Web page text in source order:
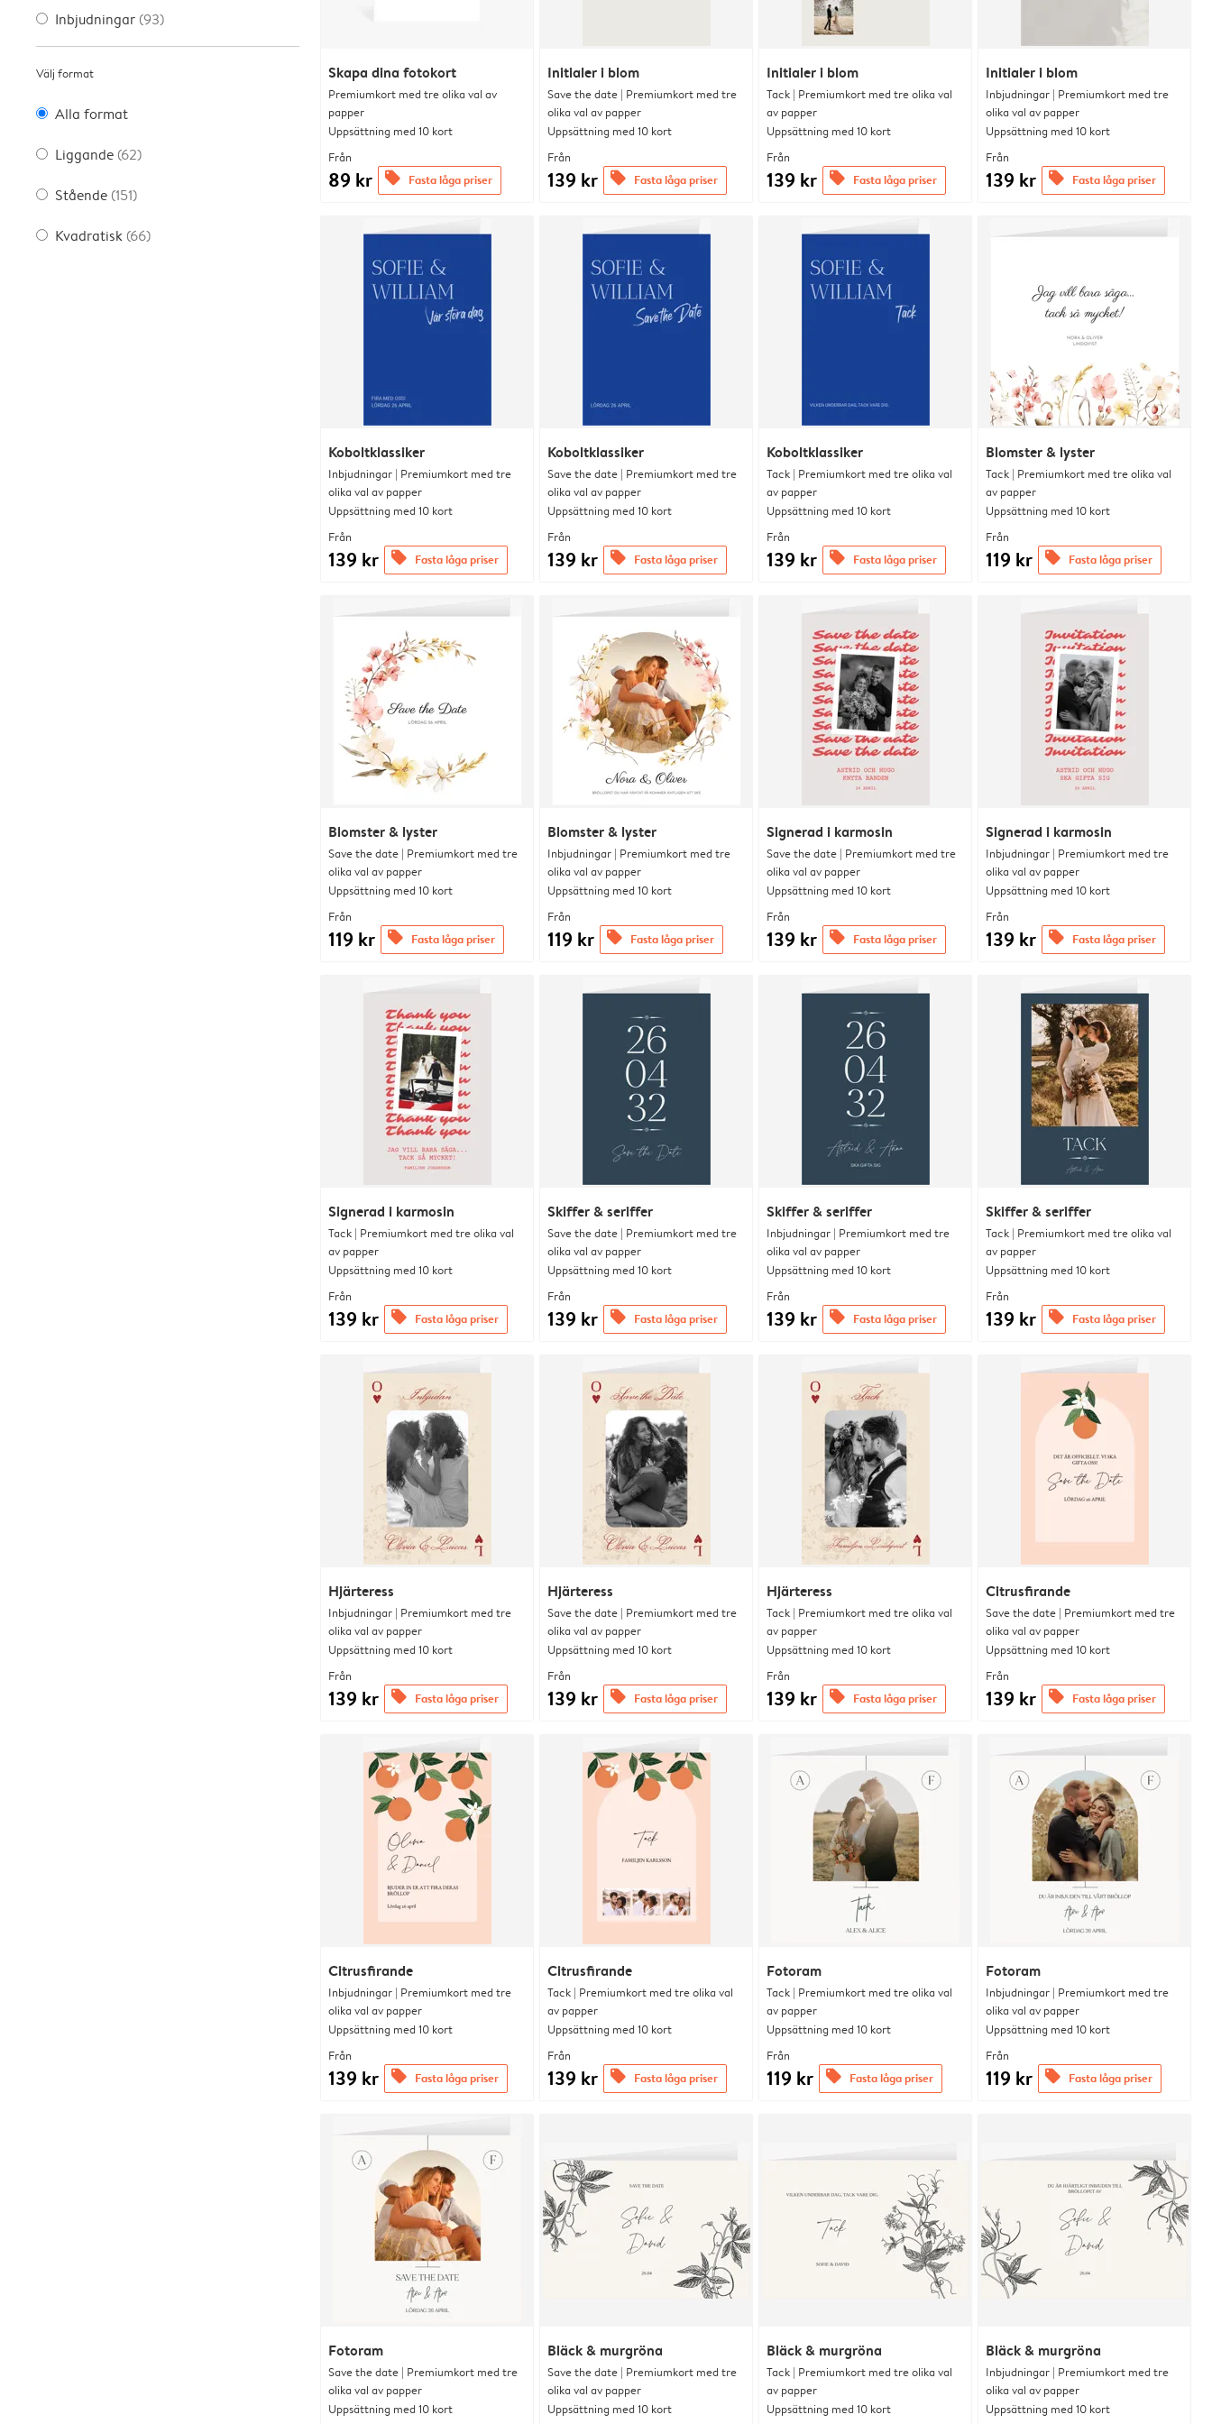
Inbjudningar (93)
Välj format
Alla format
Liggande (62)
Stående (151)
Kvadratisk (66)
Skapa dina fotokort
Premiumkort med tre olika val av
papper
Uppsättning med 10 kort
Från
89 kr offers Fasta låga priser
Initialer i blom
Save the date | Premiumkort med tre
olika val av papper
Uppsättning med 10 kort
Från
139 kr offers Fasta låga priser
Initialer i blom
Tack | Premiumkort med tre olika val
av papper
Uppsättning med 10 kort
Från
139 kr offers Fasta låga priser
Initialer i blom
Inbjudningar | Premiumkort med tre
olika val av papper
Uppsättning med 10 kort
Från
139 kr offers Fasta låga priser
Koboltklassiker
Inbjudningar | Premiumkort med tre
olika val av papper
Uppsättning med 10 kort
Från
139 kr offers Fasta låga priser
Koboltklassiker
Save the date | Premiumkort med tre
olika val av papper
Uppsättning med 10 kort
Från
139 kr offers Fasta låga priser
Koboltklassiker
Tack | Premiumkort med tre olika val
av papper
Uppsättning med 10 kort
Från
139 kr offers Fasta låga priser
Blomster & lyster
Tack | Premiumkort med tre olika val
av papper
Uppsättning med 10 kort
Från
119 kr offers Fasta låga priser
Blomster & lyster
Save the date | Premiumkort med tre
olika val av papper
Uppsättning med 10 kort
Från
119 kr offers Fasta låga priser
Blomster & lyster
Inbjudningar | Premiumkort med tre
olika val av papper
Uppsättning med 10 kort
Från
119 kr offers Fasta låga priser
Signerad i karmosin
Save the date | Premiumkort med tre
olika val av papper
Uppsättning med 10 kort
Från
139 kr offers Fasta låga priser
Signerad i karmosin
Inbjudningar | Premiumkort med tre
olika val av papper
Uppsättning med 10 kort
Från
139 kr offers Fasta låga priser
Signerad i karmosin
Tack | Premiumkort med tre olika val
av papper
Uppsättning med 10 kort
Från
139 kr offers Fasta låga priser
Skiffer & seriffer
Save the date | Premiumkort med tre
olika val av papper
Uppsättning med 10 kort
Från
139 kr offers Fasta låga priser
Skiffer & seriffer
Inbjudningar | Premiumkort med tre
olika val av papper
Uppsättning med 10 kort
Från
139 kr offers Fasta låga priser
Skiffer & seriffer
Tack | Premiumkort med tre olika val
av papper
Uppsättning med 10 kort
Från
139 kr offers Fasta låga priser
Hjärteress
Inbjudningar | Premiumkort med tre
olika val av papper
Uppsättning med 10 kort
Från
139 kr offers Fasta låga priser
Hjärteress
Save the date | Premiumkort med tre
olika val av papper
Uppsättning med 10 kort
Från
139 kr offers Fasta låga priser
Hjärteress
Tack | Premiumkort med tre olika val
av papper
Uppsättning med 10 kort
Från
139 kr offers Fasta låga priser
Citrusfirande
Save the date | Premiumkort med tre
olika val av papper
Uppsättning med 10 kort
Från
139 kr offers Fasta låga priser
Citrusfirande
Inbjudningar | Premiumkort med tre
olika val av papper
Uppsättning med 10 kort
Från
139 kr offers Fasta låga priser
Citrusfirande
Tack | Premiumkort med tre olika val
av papper
Uppsättning med 10 kort
Från
139 kr offers Fasta låga priser
Fotoram
Tack | Premiumkort med tre olika val
av papper
Uppsättning med 10 kort
Från
119 kr offers Fasta låga priser
Fotoram
Inbjudningar | Premiumkort med tre
olika val av papper
Uppsättning med 10 kort
Från
119 kr offers Fasta låga priser
Fotoram
Save the date | Premiumkort med tre
olika val av papper
Uppsättning med 10 kort
Bläck & murgröna
Save the date | Premiumkort med tre
olika val av papper
Uppsättning med 10 kort
Bläck & murgröna
Tack | Premiumkort med tre olika val
av papper
Uppsättning med 10 kort
Bläck & murgröna
Inbjudningar | Premiumkort med tre
olika val av papper
Uppsättning med 10 kort